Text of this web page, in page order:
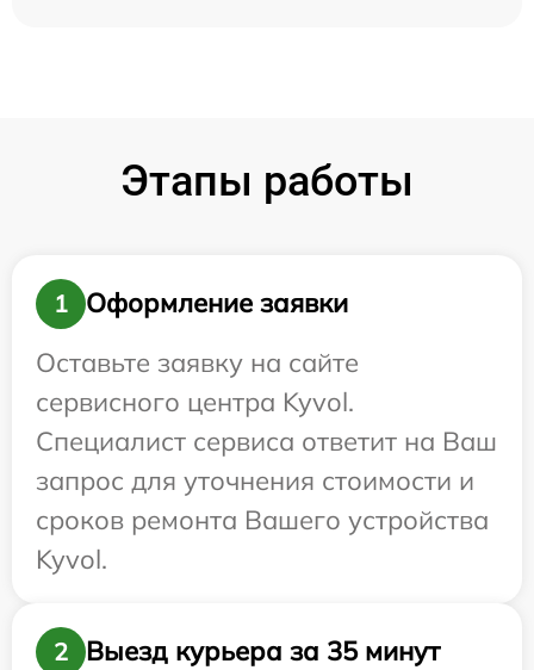
Этапы работы
1
Оформление заявки
Оставьте заявку на сайте
сервисного центра Kyvol.
Специалист сервиса ответит на Ваш
запрос для уточнения стоимости и
сроков ремонта Вашего устройства
Kyvol.
2
Выезд курьера за 35 минут